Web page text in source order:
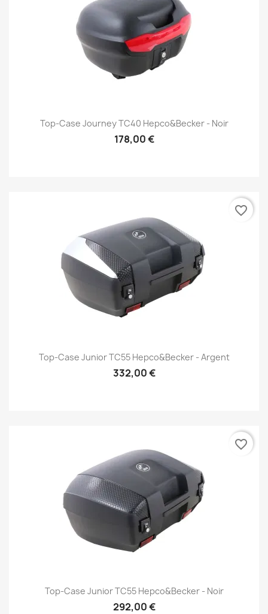
Top-Case Journey TC40 Hepco&Becker - Noir
178,00 €
Top-Case Junior TC55 Hepco&Becker - Argent
332,00 €
favorite_border
Top-Case Junior TC55 Hepco&Becker - Noir
292,00 €
favorite_border